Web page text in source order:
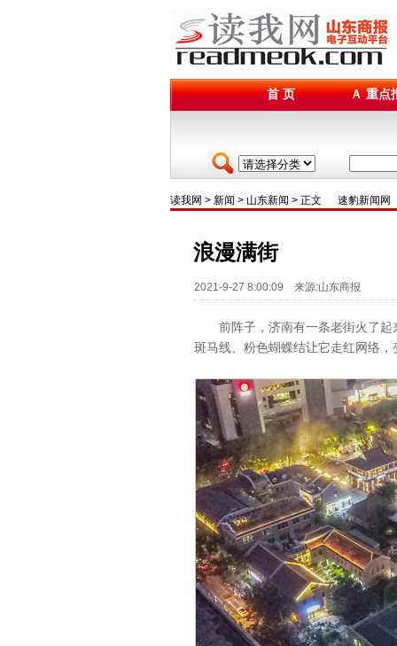
首 页 Ａ 重点
读我网 > 新闻 > 山东新闻 > 正文 速豹新闻网
浪漫满街
2021-9-27 8:00:09 来源:山东商报
前阵子，济南有一条老街火了起
斑马线、粉色蝴蝶结让它走红网络